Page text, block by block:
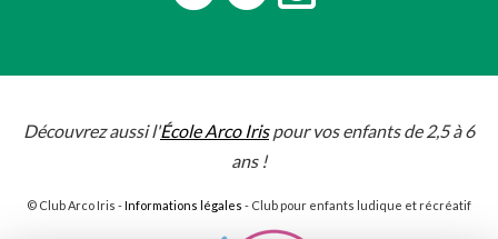
Découvrez aussi l'École Arco Irispour vos enfants de 2,5 à 6
ans !
© Club Arco Iris -Informations légales - Club pour enfants ludique et récréatif